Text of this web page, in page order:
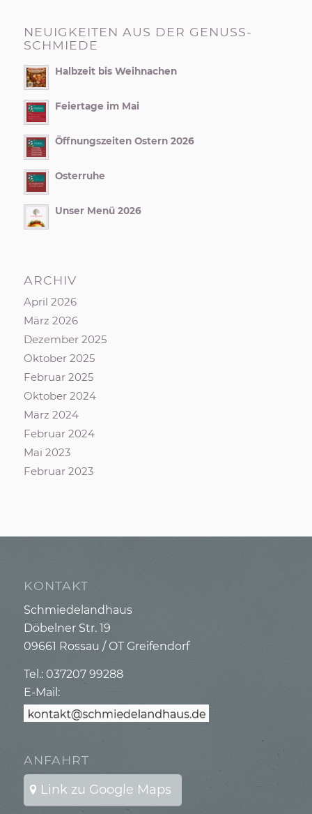
NEUIGKEITEN AUS DER GENUSS-
SCHMIEDE
Halbzeit bis Weihnachen
Feiertage im Mai
Öffnungszeiten Ostern 2026
Osterruhe
Unser Menü 2026
ARCHIV
April 2026
März 2026
Dezember 2025
Oktober 2025
Februar 2025
Oktober 2024
März 2024
Februar 2024
Mai 2023
Februar 2023
KONTAKT
Schmiedelandhaus
Döbelner Str. 19
09661 Rossau / OT Greifendorf
Tel.: 037207 99288
E-Mail:
ANFAHRT
Link zu Google Maps